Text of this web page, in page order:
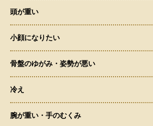
頭が重い
小顔になりたい
骨盤のゆがみ・姿勢が悪い
冷え
腕が重い・手のむくみ